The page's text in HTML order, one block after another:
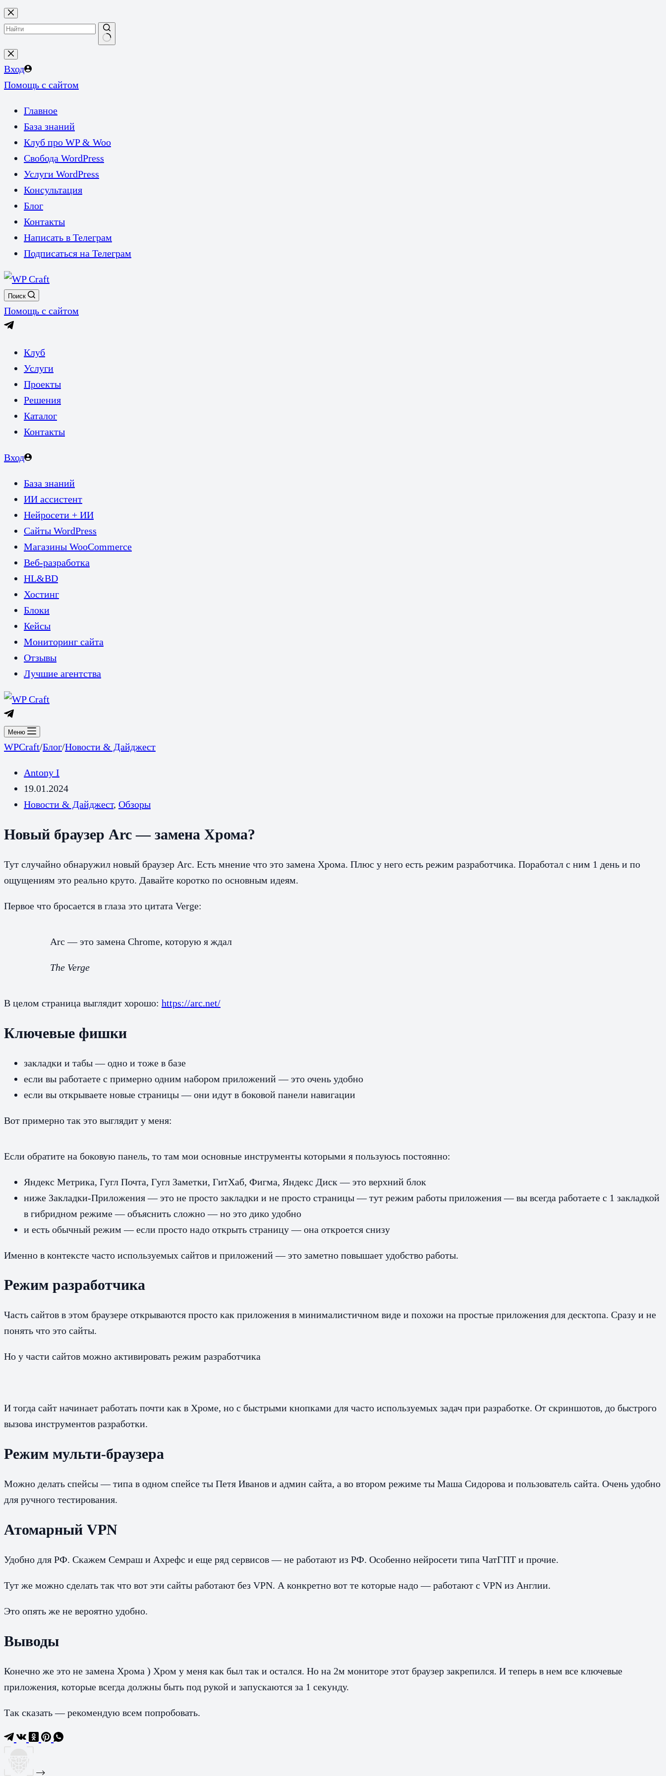
Перейти
к
Ничего
не
найдено
Вход
Помощь с сайтом
Главное
База знаний
Клуб про WP & Woo
Свобода WordPress
Услуги WordPress
Консультация
Блог
Контакты
Написать в Телеграм
Подписаться на Телеграм
Поиск
Помощь с сайтом
Клуб
Услуги
Проекты
Решения
Каталог
Контакты
Вход
База знаний
ИИ ассистент
Нейросети + ИИ
Сайты WordPress
Магазины WooCommerce
Веб-разработка
HL&BD
Хостинг
Блоки
Кейсы
Мониторинг сайта
Отзывы
Лучшие агентства
Меню
WPCraft/Блог/Новости & Дайджест
Antony I
19.01.2024
Новости & Дайджест, Обзоры
Новый браузер Arc — замена Хрома?
Тут случайно обнаружил новый браузер Arc. Есть мнение что это замена Хрома. Плюс у него есть режим разработчика. Поработал с ним 1 день и по
ощущениям это реально круто. Давайте коротко по основным идеям.
Первое что бросается в глаза это цитата Verge:
Arc — это замена Chrome, которую я ждал
The Verge
В целом страница выглядит хорошо: https://arc.net/
Ключевые фишки
закладки и табы — одно и тоже в базе
если вы работаете с примерно одним набором приложений — это очень удобно
если вы открываете новые страницы — они идут в боковой панели навигации
Вот примерно так это выглядит у меня:
Если обратите на боковую панель, то там мои основные инструменты которыми я пользуюсь постоянно:
Яндекс Метрика, Гугл Почта, Гугл Заметки, ГитХаб, Фигма, Яндекс Диск — это верхний блок
ниже Закладки-Приложения — это не просто закладки и не просто страницы — тут режим работы приложения — вы всегда работаете с 1 закладкой
в гибридном режиме — объяснить сложно — но это дико удобно
и есть обычный режим — если просто надо открыть страницу — она откроется снизу
Именно в контексте часто используемых сайтов и приложений — это заметно повышает удобство работы.
Режим разработчика
Часть сайтов в этом браузере открываются просто как приложения в минималистичном виде и похожи на простые приложения для десктопа. Сразу и не
понять что это сайты.
Но у части сайтов можно активировать режим разработчика
И тогда сайт начинает работать почти как в Хроме, но с быстрыми кнопками для часто используемых задач при разработке. От скриншотов, до быстрого
вызова инструментов разработки.
Режим мульти-браузера
Можно делать спейсы — типа в одном спейсе ты Петя Иванов и админ сайта, а во втором режиме ты Маша Сидорова и пользователь сайта. Очень удобно
для ручного тестирования.
Атомарный VPN
Удобно для РФ. Скажем Семраш и Ахрефс и еще ряд сервисов — не работают из РФ. Особенно нейросети типа ЧатГПТ и прочие.
Тут же можно сделать так что вот эти сайты работают без VPN. А конкретно вот те которые надо — работают с VPN из Англии.
Это опять же не вероятно удобно.
Выводы
Конечно же это не замена Хрома ) Хром у меня как был так и остался. Но на 2м мониторе этот браузер закрепился. И теперь в нем все ключевые
приложения, которые всегда должны быть под рукой и запускаются за 1 секунду.
Так сказать — рекомендую всем попробовать.